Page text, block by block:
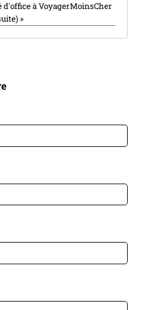
d'office à VoyagerMoinsCher
»